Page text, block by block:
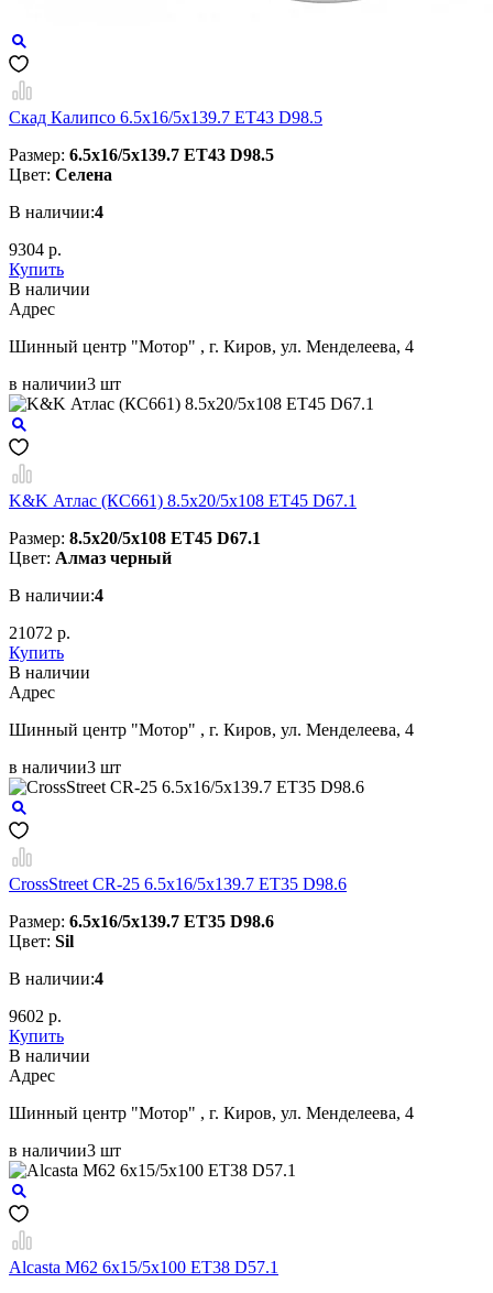
Скад Калипсо 6.5x16/5x139.7 ET43 D98.5
Размер: 6.5x16/5x139.7 ET43 D98.5
Цвет: Селена
В наличии:4
9304 р.
Купить
В наличии
Aдрес
Шинный центр "Мотор" , г. Киров, ул. Менделеева, 4
в наличии3 шт
K&K Атлас (КС661) 8.5x20/5x108 ET45 D67.1
Размер: 8.5x20/5x108 ET45 D67.1
Цвет: Алмаз черный
В наличии:4
21072 р.
Купить
В наличии
Aдрес
Шинный центр "Мотор" , г. Киров, ул. Менделеева, 4
в наличии3 шт
CrossStreet CR-25 6.5x16/5x139.7 ET35 D98.6
Размер: 6.5x16/5x139.7 ET35 D98.6
Цвет: Sil
В наличии:4
9602 р.
Купить
В наличии
Aдрес
Шинный центр "Мотор" , г. Киров, ул. Менделеева, 4
в наличии3 шт
Alcasta M62 6x15/5x100 ET38 D57.1